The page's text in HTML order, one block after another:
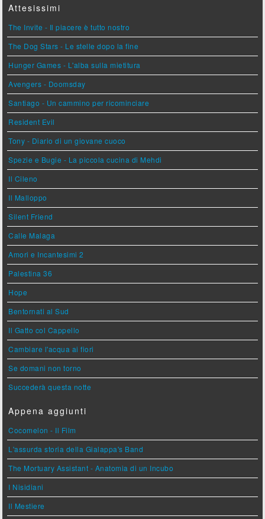
Attesissimi
The Invite - Il piacere è tutto nostro
The Dog Stars - Le stelle dopo la fine
Hunger Games - L'alba sulla mietitura
Avengers - Doomsday
Santiago - Un cammino per ricominciare
Resident Evil
Tony - Diario di un giovane cuoco
Spezie e Bugie - La piccola cucina di Mehdi
Il Cileno
Il Malloppo
Silent Friend
Calle Malaga
Amori e Incantesimi 2
Palestina 36
Hope
Bentornati al Sud
Il Gatto col Cappello
Cambiare l'acqua ai fiori
Se domani non torno
Succederà questa notte
Appena aggiunti
Cocomelon - Il Film
L'assurda storia della Gialappa's Band
The Mortuary Assistant - Anatomia di un Incubo
I Nisidiani
Il Mestiere